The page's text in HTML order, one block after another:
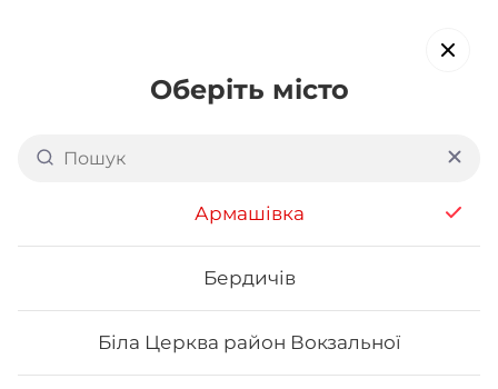
Оберіть місто
Армашівка
Бердичів
Біла Церква район Вокзальної
Доставка суші в
обирайте страви, які вам подобаються про все інше ми
подбаємо
Акція тижня Сети Роли від шефа